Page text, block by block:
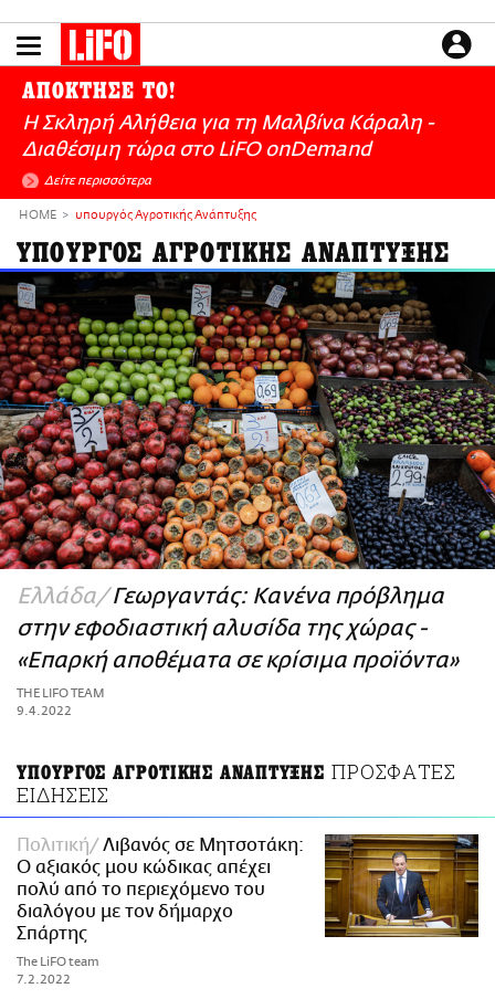
το
LIFO SHOP
NEWSLETTER
ΜΙΚΡΟΠΡΑΓΜΑΤΑ
THE GOOD LIFO
LIFOLAND
CITY GUIDE
ΑΜΠΑ
PRINT
ΕΙΔΗΣΕΙΣ
CULTURE
ΑΠΟΨΕΙΣ
ΤΡΟΠΟΣ ΖΩΗΣ
PODCASTS
Plus
ΑΠΟΚΤΗΣΕ ΤΟ!
Η Σκληρή Αλήθεια για τη Μαλβίνα Κάραλη -
Διαθέσιμη τώρα στo LiFO onDemand
Δείτε περισσότερα
HOME υπουργός Αγροτικής Ανάπτυξης
ΥΠΟΥΡΓΟΣ ΑΓΡΟΤΙΚΗΣ ΑΝΑΠΤΥΞΗΣ
Ελλάδα Γεωργαντάς: Κανένα πρόβλημα
στην εφοδιαστική αλυσίδα της χώρας -
«Επαρκή αποθέματα σε κρίσιμα προϊόντα»
THE LIFO TEAM
9.4.2022
ΥΠΟΥΡΓΟΣ ΑΓΡΟΤΙΚΗΣ ΑΝΑΠΤΥΞΗΣ ΠΡΟΣΦΑΤΕΣ
ΕΙΔΗΣΕΙΣ
Πολιτική
Λιβανός σε Μητσοτάκη:
Ο αξιακός μου κώδικας απέχει
πολύ από το περιεχόμενο του
διαλόγου με τον δήμαρχο
Σπάρτης
The LiFO team
7.2.2022